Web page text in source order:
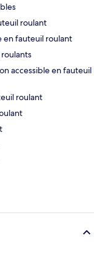
roulant
en fauteuil roulant
accessible en fauteuil
roulant